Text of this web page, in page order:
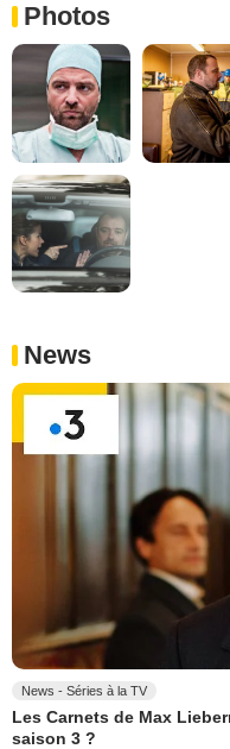
Photos
News
News - Séries à la TV
Les Carnets de Max
saison 3 ?